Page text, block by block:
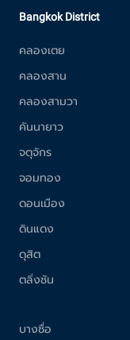
Bangkok District
คลองเตย
คลองสาน
คลองสามวา
คันนายาว
จตุจักร
จอมทอง
ดอนเมือง
ดินแดง
ดุสิต
ตลิ่งชัน
บางซื่อ